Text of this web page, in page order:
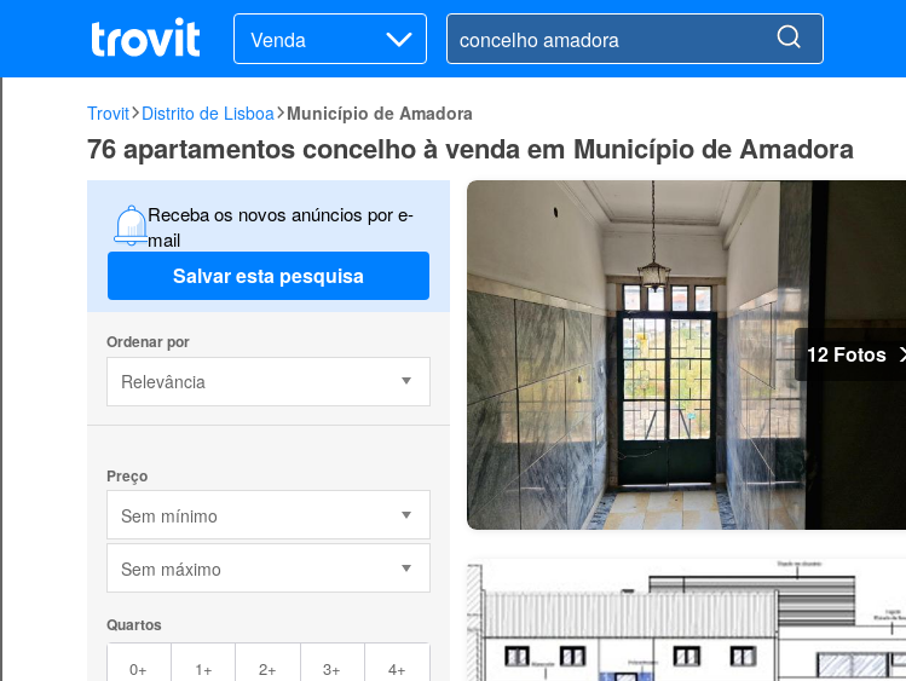
Venda
Trovit Distrito de Lisboa Município de Amadora
76 apartamentos concelho à venda em Município de Amadora
Receba os novos anúncios por e-
mail
Salvar esta pesquisa
Ordenar por
Relevância
Preço
Sem mínimo
Sem máximo
Quartos
0+ 1+ 2+ 3+ 4+
12 Fotos